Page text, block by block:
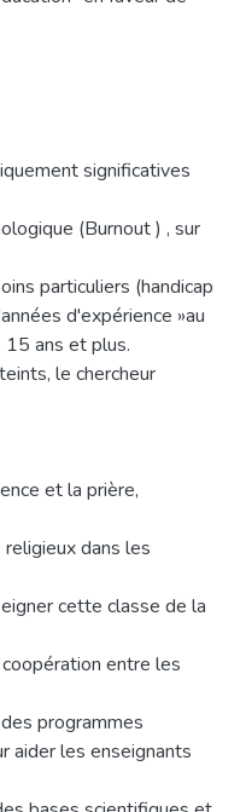
significatives
(Burnout ) , sur
particuliers (handicap
d'expérience »au
ans et plus.
le chercheur
et la prière,
dans les
cette classe de la
entre les
programmes
aider les enseignants